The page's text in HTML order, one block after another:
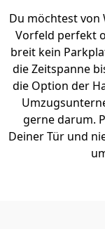
Du möchtest von
Vorfeld perfekt
breit kein
die Zeitspanne
die Option der
gerne darum.
Deiner Tür und